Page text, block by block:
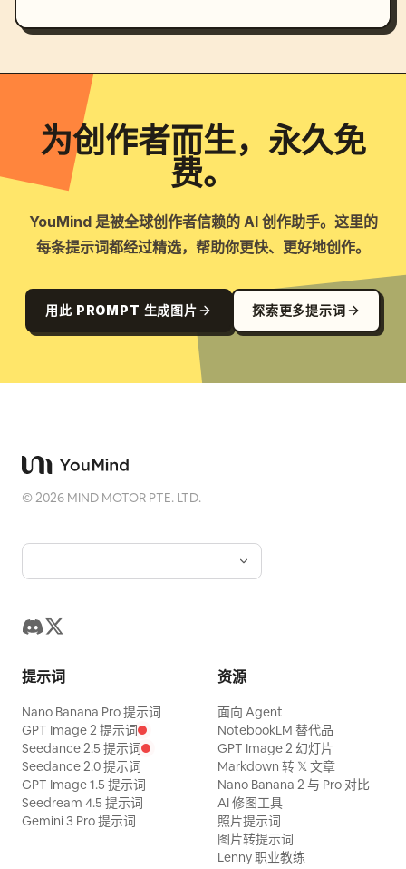
为创作者而生，永久免
费。
YouMind 是被全球创作者信赖的 AI 创作助手。这里的
每条提示词都经过精选，帮助你更快、更好地创作。
用此 PROMPT 生成图片 探索更多提示词
©2026 MIND MOTOR PTE. LTD.
提示词
Nano Banana Pro 提示词
GPT Image 2 提示词
Seedance 2.5 提示词
Seedance 2.0 提示词
GPT Image 1.5 提示词
Seedream 4.5 提示词
Gemini 3 Pro 提示词
资源
面向 Agent
NotebookLM 替代品
GPT Image 2 幻灯片
Markdown 转 𝕏 文章
Nano Banana 2 与 Pro 对比
AI 修图工具
照片提示词
图片转提示词
Lenny 职业教练